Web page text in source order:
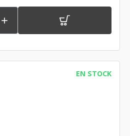

EN STOCK